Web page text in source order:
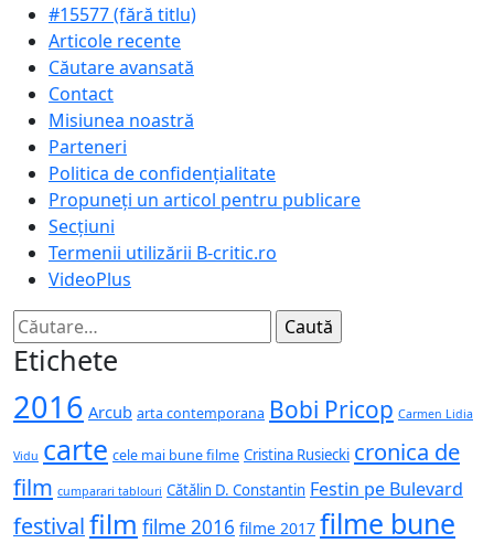
#15577 (fără titlu)
Articole recente
Căutare avansată
Contact
Misiunea noastră
Parteneri
Politica de confidențialitate
Propuneți un articol pentru publicare
Secțiuni
Termenii utilizării B-critic.ro
VideoPlus
Caută
după:
Etichete
2016 Arcub arta contemporana Bobi Pricop Carmen Lidia
Vidu carte cele mai bune filme Cristina Rusiecki cronica de
film cumparari tablouri Cătălin D. Constantin Festin pe Bulevard
festivalfilm filme 2016 filme 2017 filme bune